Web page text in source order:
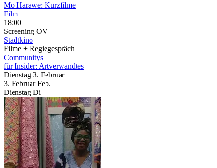
Mo Harawe: Kurzfilme
Film
18:00
Screening OV
Stadtkino
Filme + Regiegespräch
Communitys
für Insider: Artverwandtes
Dienstag 3. Februar
3. Februar Feb.
Dienstag Di